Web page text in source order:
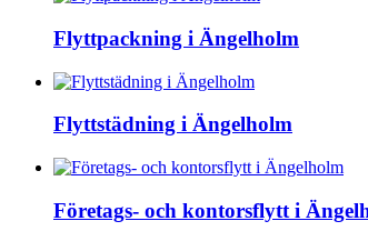
Flyttpackning i Ängelholm
Flyttstädning i Ängelholm
Företags- och kontorsflytt i